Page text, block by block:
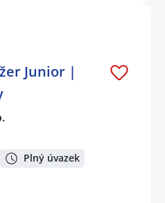
Junior |
Plný úvazek